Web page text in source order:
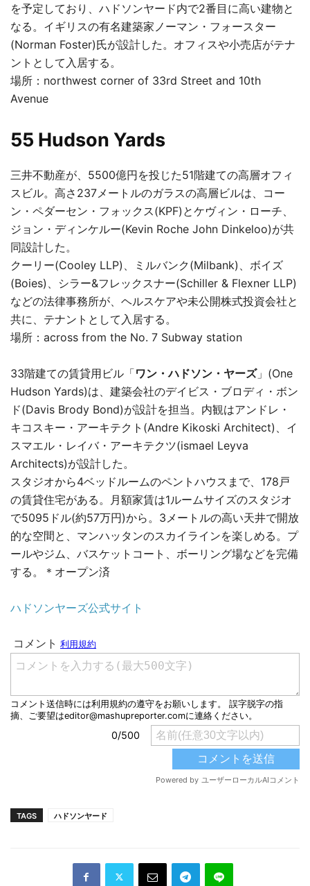
を予定しており、ハドソンヤード内で2番目に高い建物と
なる。イギリスの有名建築家ノーマン・フォースター
(Norman Foster)氏が設計した。オフィスや小売店がテナ
ントとして入居する。
場所：northwest corner of 33rd Street and 10th
Avenue
55 Hudson Yards
三井不動産が、5500億円を投じた51階建ての高層オフィ
スビル。高さ237メートルのガラスの高層ビルは、コー
ン・ペダーセン・フォックス(KPF)とケヴィン・ローチ、
ジョン・ディンケルー(Kevin Roche John Dinkeloo)が共
同設計した。
クーリー(Cooley LLP)、ミルバンク(Milbank)、ボイズ
(Boies)、シラー&フレックスナー(Schiller & Flexner LLP)
などの法律事務所が、ヘルスケアや未公開株式投資会社と
共に、テナントとして入居する。
場所：across from the No. 7 Subway station
33階建ての賃貸用ビル「ワン・ハドソン・ヤーズ」(One
Hudson Yards)は、建築会社のデイビス・ブロディ・ボン
ド(Davis Brody Bond)が設計を担当。内観はアンドレ・
キコスキー・アーキテクト(Andre Kikoski Architect)、イ
スマエル・レイバ・アーキテクツ(ismael Leyva
Architects)が設計した。
スタジオから4ベッドルームのペントハウスまで、178戸
の賃貸住宅がある。月額家賃は1ルームサイズのスタジオ
で5095ドル(約57万円)から。3メートルの高い天井で開放
的な空間と、マンハッタンのスカイラインを楽しめる。プ
ールやジム、バスケットコート、ボーリング場などを完備
する。＊オープン済
ハドソンヤーズ公式サイト
TAGS ハドソンヤード